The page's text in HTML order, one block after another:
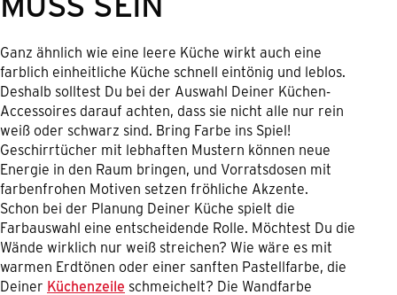
Ganz ähnlich wie eine leere Küche wirkt auch eine
farblich einheitliche Küche schnell eintönig und leblos.
Deshalb solltest Du bei der Auswahl Deiner Küchen-
Accessoires darauf achten, dass sie nicht alle nur rein
weiß oder schwarz sind. Bring Farbe ins Spiel!
Geschirrtücher mit lebhaften Mustern können neue
Energie in den Raum bringen, und Vorratsdosen mit
farbenfrohen Motiven setzen fröhliche Akzente.
Schon bei der Planung Deiner Küche spielt die
Farbauswahl eine entscheidende Rolle. Möchtest Du die
Wände wirklich nur weiß streichen? Wie wäre es mit
warmen Erdtönen oder einer sanften Pastellfarbe, die
Deiner Küchenzeile schmeichelt? Die Wandfarbe